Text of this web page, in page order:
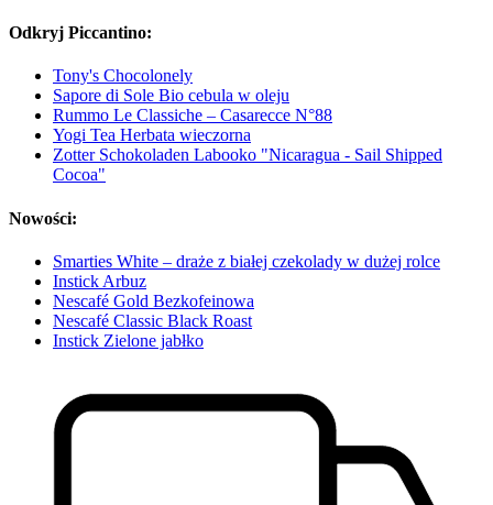
Odkryj Piccantino:
Tony's Chocolonely
Sapore di Sole Bio cebula w oleju
Rummo Le Classiche – Casarecce N°88
Yogi Tea Herbata wieczorna
Zotter Schokoladen Labooko "Nicaragua - Sail Shipped
Cocoa"
Nowości:
Smarties White – draże z białej czekolady w dużej rolce
Instick Arbuz
Nescafé Gold Bezkofeinowa
Nescafé Classic Black Roast
Instick Zielone jabłko